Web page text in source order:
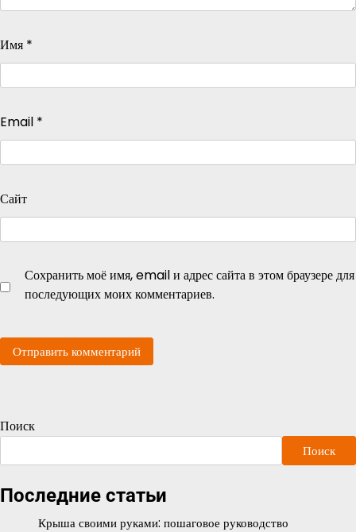
Имя *
Email *
Сайт
Сохранить моё имя, email и адрес сайта в этом браузере для
последующих моих комментариев.
Поиск
Поиск
Последние статьи
Крыша своими руками: пошаговое руководство